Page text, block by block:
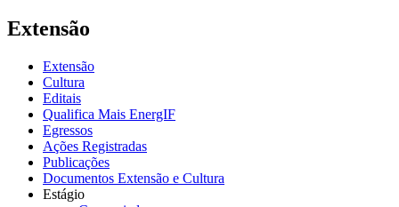
Extensão
Extensão
Cultura
Editais
Qualifica Mais EnergIF
Egressos
Ações Registradas
Publicações
Documentos Extensão e Cultura
Estágio